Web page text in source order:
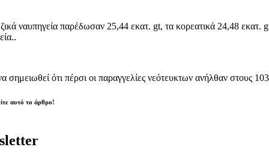
ναυπηγεία παρέδωσαν 25,44 εκατ. gt, τα κορεατικά 24,48 εκατ.
σημειωθεί ότι πέρσι οι παραγγελίες νεότευκτων ανήλθαν
αυτό το άρθρο!